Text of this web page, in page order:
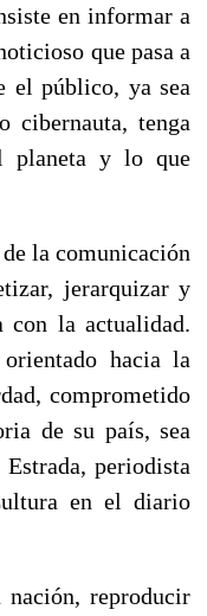
en informar a
que pasa a
el público, ya sea
cibernauta, tenga
planeta y lo que
la comunicación
jerarquizar y
la actualidad.
hacia la
comprometido
de su país, sea
periodista
en el diario
reproducir